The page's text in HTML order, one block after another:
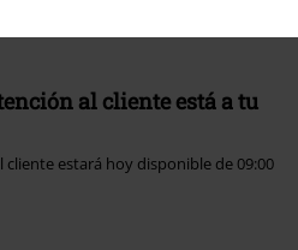
al cliente está a tu
estará hoy disponible de 09:00